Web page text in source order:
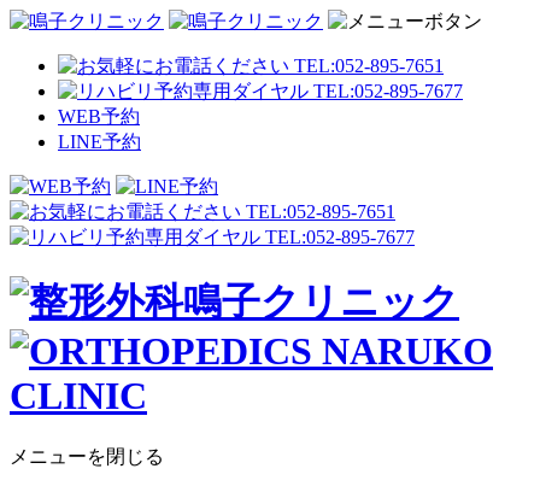
WEB予約
LINE予約
メニューを閉じる